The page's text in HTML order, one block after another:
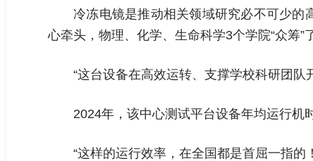
冷冻电镜是推动相关领域研究必不可少的
心牵头，物理、化学、生命科学3个学院“众筹”
“这台设备在高效运转、支撑学校科研团队
2024年，该中心测试平台设备年均运行机
“这样的运行效率，在全国都是首屈一指的